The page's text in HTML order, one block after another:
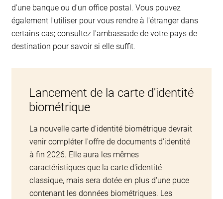
d'une banque ou d'un office postal. Vous pouvez
également l'utiliser pour vous rendre à l'étranger dans
certains cas; consultez l'ambassade de votre pays de
destination pour savoir si elle suffit.
Lancement de la carte d'identité
biométrique
La nouvelle carte d'identité biométrique devrait
venir compléter l'offre de documents d'identité
à fin 2026. Elle aura les mêmes
caractéristiques que la carte d'identité
classique, mais sera dotée en plus d'une puce
contenant les données biométriques. Les